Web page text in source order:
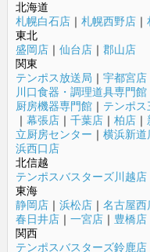
北海道
札幌白石店｜ 札幌西野店｜
東北
盛岡店｜ 仙台店｜ 郡山店
関東
テンポス放送局 ｜ 宇都宮店
川口食器・調理道具専門館
厨房機器専門館｜ テンポ
｜ 幕張店｜ 千葉店｜ 柏店｜
立厨房センター ｜ 横浜新道
浜西口店
北信越
テンポスバスターズ川越店
東海
静岡店｜ 浜松店｜ 名古屋西
春日井店｜ 一宮店｜ 豊橋店
関西
テンポスバスターズ鈴鹿店